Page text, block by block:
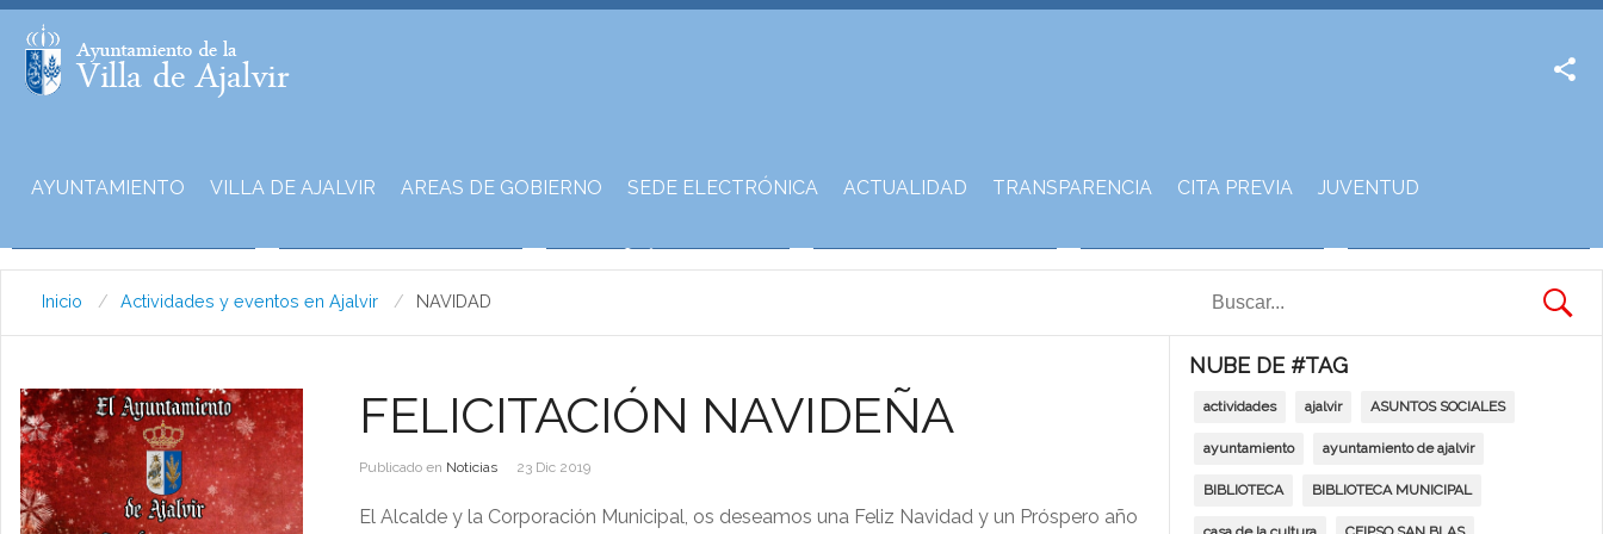
AYUNTAMIENTO VILLA DE AJALVIR AREAS DE GOBIERNO SEDE ELECTRÓNICA ACTUALIDAD TRANSPARENCIA CITA PREVIA JUVENTUD
Inicio Actividades y eventos en Ajalvir NAVIDAD
FELICITACIÓN NAVIDEÑA
Publicado en Noticias 23 Dic 2019
El Alcalde y la Corporación Municipal, os deseamos una Feliz Navidad y un Próspero año
NUBE DE #TAG
actividades ajalvir ASUNTOS SOCIALES
ayuntamiento ayuntamiento de ajalvir
BIBLIOTECA BIBLIOTECA MUNICIPAL